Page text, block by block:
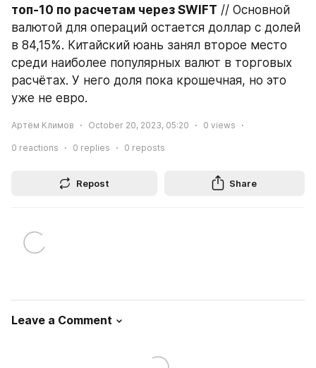
топ-10 по расчетам через SWIFT // Основной
валютой для операций остается доллар с долей
в 84,15%. Китайский юань занял второе место
среди наиболее популярных валют в торговых
расчётах. У него доля пока крошечная, но это
уже не евро.
Артём Климов October 20, 2023, 05:20 0 views
0 reactions 0 replies 0 reposts
Repost Share
Leave a Comment